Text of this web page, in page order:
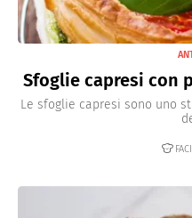
Sfoglie capresi con
Le sfoglie capresi sono uno